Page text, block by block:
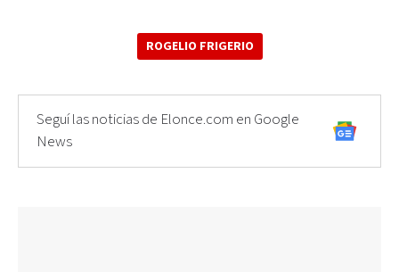
ROGELIO FRIGERIO
Seguí las noticias de Elonce.com en Google
News